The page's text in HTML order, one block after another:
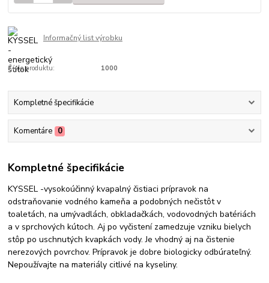
Informačný list výrobku
Číslo produktu: 1000
Kompletné špecifikácie
Komentáre 0
Kompletné špecifikácie
KYSSEL -vysokoúčinný kvapalný čistiaci prípravok na
odstraňovanie vodného kameňa a podobných nečistôt v
toaletách, na umývadlách, obkladačkách, vodovodných batériách
a v sprchových kútoch. Aj po vyčistení zamedzuje vzniku bielych
stôp po uschnutých kvapkách vody. Je vhodný aj na čistenie
nerezových povrchov. Prípravok je dobre biologicky odbúrateľný.
Nepoužívajte na materiály citlivé na kyseliny.